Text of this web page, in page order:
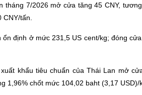
tháng 7/2026 mở cửa tăng 45 CNY,
tấn.
định ở mức 231,5 US cent/kg; đóng
khẩu tiêu chuẩn của Thái Lan mở
1,96% chốt mức 104,02 baht (3,17 USD)/